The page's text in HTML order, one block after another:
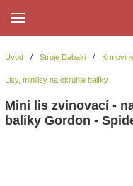
Úvod / Stroje Dabaki /
Lisy, minilisy na okrúhle balíky
Mini lis zvinovací -
balíky Gordon -